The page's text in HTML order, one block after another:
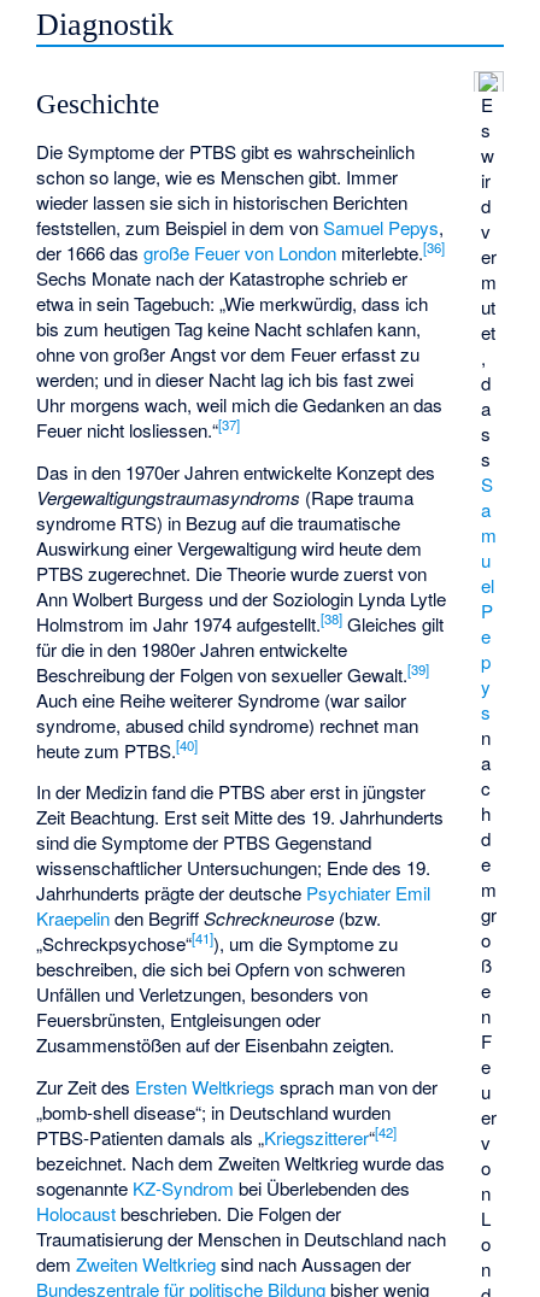
Diagnostik
E
s
w
ir
d
v
er
m
ut
et
,
d
a
s
s
S
a
m
u
el
P
e
p
y
s
n
a
c
h
d
e
m
gr
o
ß
e
n
F
e
u
er
v
o
n
L
o
n
Geschichte
Die Symptome der PTBS gibt es wahrscheinlich
schon so lange, wie es Menschen gibt. Immer
wieder lassen sie sich in historischen Berichten
feststellen, zum Beispiel in dem vonSamuel Pepys,
der 1666 dasgroße Feuer von London miterlebte.[36]
Sechs Monate nach der Katastrophe schrieb er
etwa in sein Tagebuch: „Wie merkwürdig, dass ich
bis zum heutigen Tag keine Nacht schlafen kann,
ohne von großer Angst vor dem Feuer erfasst zu
werden; und in dieser Nacht lag ich bis fast zwei
Uhr morgens wach, weil mich die Gedanken an das
Feuer nicht losliessen.“[37]
Das in den 1970er Jahren entwickelte Konzept des
Vergewaltigungstraumasyndroms (Rape trauma
syndrome RTS) in Bezug auf die traumatische
Auswirkung einer Vergewaltigung wird heute dem
PTBS zugerechnet. Die Theorie wurde zuerst von
Ann Wolbert Burgess und der Soziologin Lynda Lytle
Holmstrom im Jahr 1974 aufgestellt.[38] Gleiches gilt
für die in den 1980er Jahren entwickelte
Beschreibung der Folgen von sexueller Gewalt.[39]
Auch eine Reihe weiterer Syndrome (war sailor
syndrome, abused child syndrome) rechnet man
heute zum PTBS.[40]
In der Medizin fand die PTBS aber erst in jüngster
Zeit Beachtung. Erst seit Mitte des 19. Jahrhunderts
sind die Symptome der PTBS Gegenstand
wissenschaftlicher Untersuchungen; Ende des 19.
Jahrhunderts prägte der deutsche Psychiater Emil
Kraepelinden BegriffSchreckneurose (bzw.
„Schreckpsychose“[41]), um die Symptome zu
beschreiben, die sich bei Opfern von schweren
Unfällen und Verletzungen, besonders von
Feuersbrünsten, Entgleisungen oder
Zusammenstößen auf der Eisenbahn zeigten.
Zur Zeit des Ersten Weltkriegs sprach man von der
„bomb-shell disease“; in Deutschland wurden
PTBS-Patienten damals als „Kriegszitterer“[42]
bezeichnet. Nach dem Zweiten Weltkrieg wurde das
sogenannte KZ-Syndrom bei Überlebenden des
Holocaustbeschrieben. Die Folgen der
Traumatisierung der Menschen in Deutschland nach
demZweiten Weltkriegsind nach Aussagen der
Bundeszentrale für politische Bildungbisher wenig